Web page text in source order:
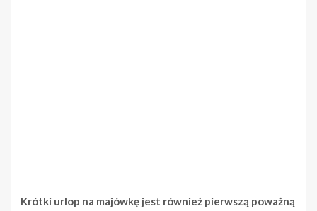
Krótki urlop na majówkę jest również pierwszą poważną